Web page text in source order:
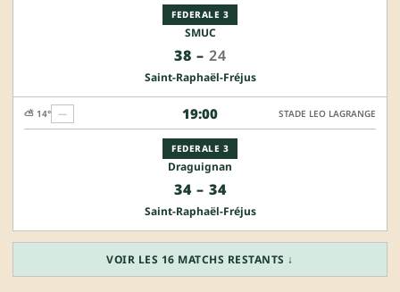
FEDERALE 3
SMUC
38 – 24
Saint-Raphaël-Fréjus
19:00
FEDERALE 3
Draguignan
34– 34
Saint-Raphaël-Fréjus
⛅ 14° — STADE LEO LAGRANGE
VOIR LES 16 MATCHS RESTANTS ↓